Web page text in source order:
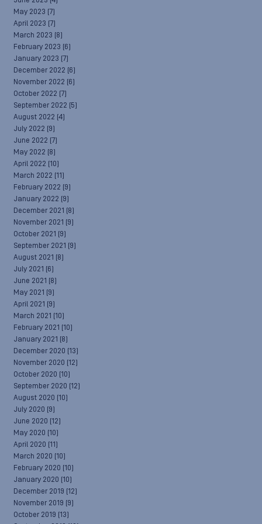
May 2023 (7)
April 2023 (7)
March 2023 (8)
February 2023 (6)
January 2023 (7)
December 2022 (6)
November 2022 (6)
October 2022 (7)
September 2022 (5)
August 2022 (4)
July 2022 (9)
June 2022 (7)
May 2022 (8)
April 2022 (10)
March 2022 (11)
February 2022 (9)
January 2022 (9)
December 2021 (8)
November 2021 (9)
October 2021 (9)
September 2021 (9)
August 2021 (8)
July 2021 (6)
June 2021 (8)
May 2021 (9)
April 2021 (9)
March 2021 (10)
February 2021 (10)
January 2021 (8)
December 2020 (13)
November 2020 (12)
October 2020 (10)
September 2020 (12)
August 2020 (10)
July 2020 (9)
June 2020 (12)
May 2020 (10)
April 2020 (11)
March 2020 (10)
February 2020 (10)
January 2020 (10)
December 2019 (12)
November 2019 (9)
October 2019 (13)